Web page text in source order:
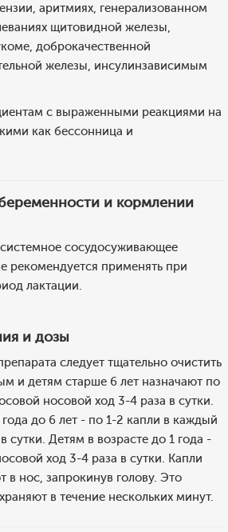
аритмиях, генерализованном
щитовидной железы,
доброкачественной
железы, инсулинзависимым
с выраженными реакциями на
как бессонница и
и кормлении
сосудосуживающее
рекомендуется применять при
лактации.
и дозы
следует тщательно очистить
и детям старше 6 лет назначают по
носовой ход 3-4 раза в сутки.
до 6 лет - по 1-2 капли в каждый
сутки. Детям в возрасте до 1 года -
ход 3-4 раза в сутки. Капли
в нос, запрокинув голову. Это
в течение нескольких минут.